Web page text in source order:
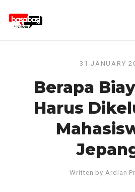
31 JANUARY
Berapa
Harus
Written byArdian